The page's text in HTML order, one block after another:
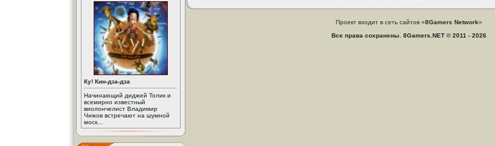
Ку! Кин-дза-дза
Начинающий диджей Толик и
всемирно известный
виолончелист Владимир
Чижов встречают на шумной
моск...
Проект входит в сеть сайтов «8Gamers Network»
Все права сохранены. 8Gamers.NET © 2011 - 2026